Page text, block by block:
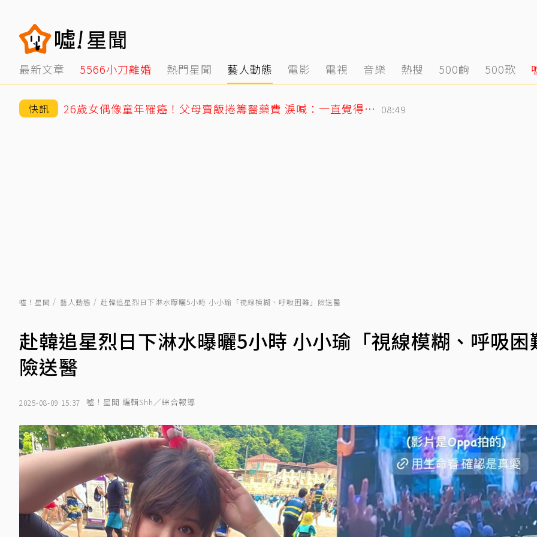
最新文章 5566小刀離婚 熱門星聞 藝人動態 電影 電視 音樂 熱搜 500齣 500歌
快訊 26歲女偶像童年罹癌！父母賣飯捲籌醫藥費 淚喊：一直覺得都是我的錯 08:49
噓！星聞 藝人動態 赴韓追星烈日下淋水曝曬5小時 小小瑜「視線模糊、呼吸困難」險送醫
赴韓追星烈日下淋水曝曬5小時 小小瑜「視線模糊、呼吸困
險送醫
2025-08-09 15:37 噓！星聞 編輯Shh／綜合報導